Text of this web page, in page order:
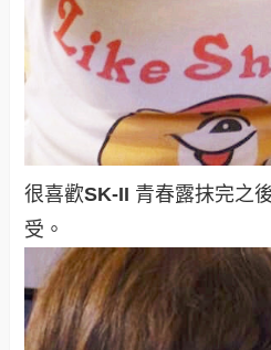
很喜歡SK-II 青春露抹完之
受 。